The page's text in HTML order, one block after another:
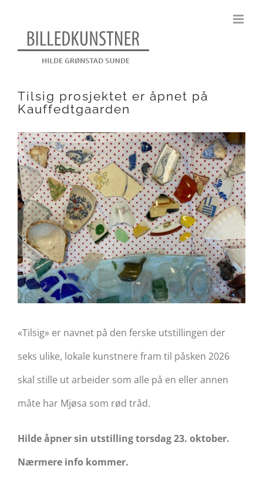
Tilsig prosjektet er åpnet på
Kauffedtgaarden
View
Larger
Image
«Tilsig» er navnet på den ferske utstillingen der
seks ulike, lokale kunstnere fram til påsken 2026
skal stille ut arbeider som alle på en eller annen
måte har Mjøsa som rød tråd.
Hilde åpner sin utstilling torsdag 23. oktober.
Nærmere info kommer.